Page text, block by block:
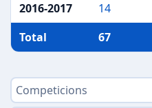
2016-2017
14
Total
67